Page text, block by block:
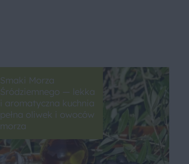
Smaki Morza
Śródziemnego — lekka
i aromatyczna kuchnia
pełna oliwek i owoców
morza